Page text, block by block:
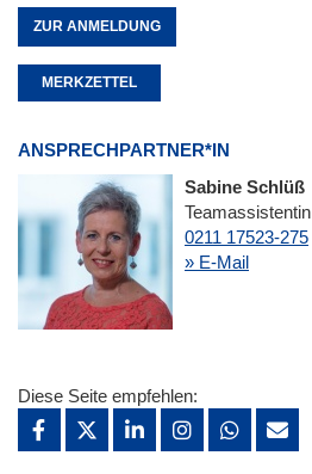
ZUR ANMELDUNG
MERKZETTEL
ANSPRECHPARTNER*IN
Sabine Schlüß
Teamassistentin
0211 17523-275
» E-Mail
Diese Seite empfehlen: